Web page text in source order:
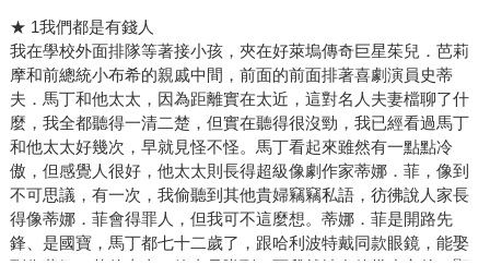
★ 1我們都是有錢人
我在學校外面排隊等著接小孩，夾在好萊塢傳奇巨星茱兒．芭莉
摩和前總統小布希的親戚中間，前面的前面排著喜劇演員史蒂
夫．馬丁和他太太，因為距離實在太近，這對名人夫妻檔聊了什
麼，我全都聽得一清二楚，但實在聽得很沒勁，我已經看過馬丁
和他太太好幾次，早就見怪不怪。馬丁看起來雖然有一點點冷
傲，但感覺人很好，他太太則長得超級像劇作家蒂娜．菲，像到
不可思議，有一次，我偷聽到其他貴婦竊竊私語，彷彿說人家長
得像蒂娜．菲會得罪人，但我可不這麼想。蒂娜．菲是開路先
鋒、是國寶，馬丁都七十二歲了，跟哈利波特戴同款眼鏡，能娶
到像蒂娜．菲的太太，簡直是賺到，而我就站在他幾步之後，顯